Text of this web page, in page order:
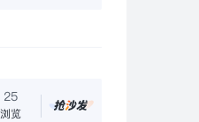
块的模型文件，C#的程序可以
25
浏览